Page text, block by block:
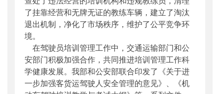
了挂靠经营和无牌无证的教练车辆，建立了淘汰
退出机制，净化了市场秩序，维护了公平竞争环
境。
在驾驶员培训管理工作中，交通运输部门和公
安部门积极加强合作，共同推进培训管理工作科
学健康发展。我部和公安部联合印发了《关于进
一步加强客货运驾驶人安全管理的意见》、《机